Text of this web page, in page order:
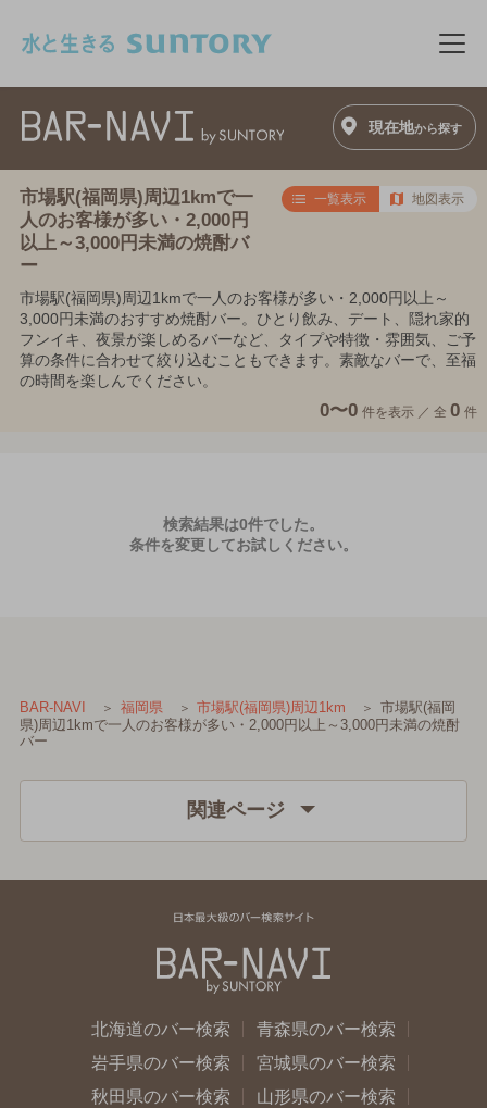
メ
現在地から探す
市場駅(福岡県)周辺1kmで一
人のお客様が多い・2,000円
以上～3,000円未満の焼酎バ
ー
一覧表示 地図表示
市場駅(福岡県)周辺1kmで一人のお客様が多い・2,000円以上～
3,000円未満のおすすめ焼酎バー。ひとり飲み、デート、隠れ家的
フンイキ、夜景が楽しめるバーなど、タイプや特徴・雰囲気、ご予
算の条件に合わせて絞り込むこともできます。素敵なバーで、至福
の時間を楽しんでください。
0〜0 件を表示 ／ 全 0 件
検索結果は0件でした。
条件を変更してお試しください。
BAR-NAVI 福岡県 市場駅(福岡県)周辺1km
市場駅(福岡
県)周辺1kmで一人のお客様が多い・2,000円以上～3,000円未満の焼酎
バー
関連ページ
北海道のバー検索
青森県のバー検索
岩手県のバー検索
宮城県のバー検索
秋田県のバー検索
山形県のバー検索